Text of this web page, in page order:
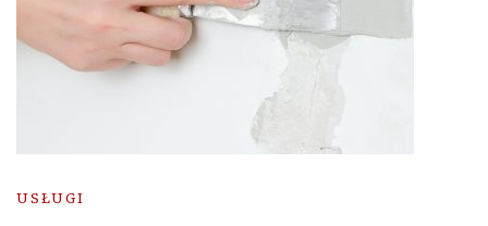
USŁUGI